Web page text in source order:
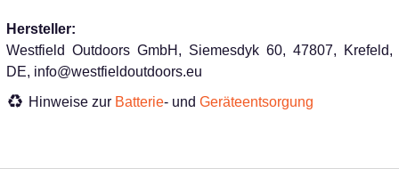
Hersteller:
Westfield Outdoors GmbH, Siemesdyk 60, 47807, Krefeld,
DE, info@westfieldoutdoors.eu
Hinweise zur Batterie- und Geräteentsorgung